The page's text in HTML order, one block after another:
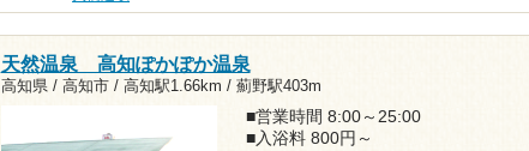
天然温泉 高知ぽかぽか温泉
高知県 / 高知市 / 高知駅1.66km / 薊野駅403m
■営業時間 8:00～25:00
■入浴料 800円～